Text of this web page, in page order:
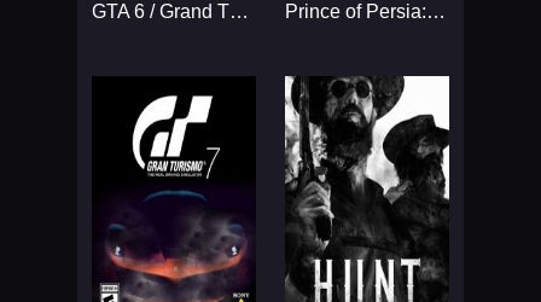
GTA 6 / Grand Theft Auto VI Prince of Persia: The Sands